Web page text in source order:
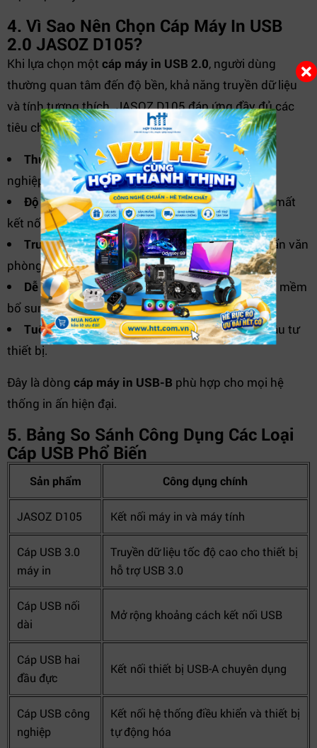
4. Vì Sao Nên Chọn Cáp Máy In USB
2.0 JASOZ D105?
Khi lựa chọn một cáp máy in USB 2.0, người dùng
thường quan tâm đến độ bền, khả năng truyền dữ liệu
và tính tương thích. JASOZ D105 đáp ứng đầy đủ các
tiêu chí này.
Thương hiệu JASOZ uy tín:Được nhiều doanh
nghiệp và kỹ thuật viên tin dùng.
Độ ổn định cao:Giảm thiểu lỗi nhận máy in và mất
kết nối.
Truyền dữ liệu nhanh:Đáp ứng tốt nhu cầu in ấn văn
phòng.
Dễ dàng lắp đặt:Không cần cấu hình hay phần mềm
bổ sung.
Tuổi thọ sử dụng lâu dài:Giúp tối ưu chi phí đầu tư
thiết bị.
Đây là dòng cáp máy in USB-B phù hợp cho mọi hệ
thống in ấn hiện đại.
5. Bảng So Sánh Công Dụng Các Loại
Cáp USB Phổ Biến
Sản phẩm Công dụng chính
JASOZ D105 Kết nối máy in và máy tính
Cáp USB 3.0
máy in
Truyền dữ liệu tốc độ cao cho thiết bị
hỗ trợ USB 3.0
Cáp USB nối
dài
Mở rộng khoảng cách kết nối USB
Cáp USB hai
đầu đực
Kết nối thiết bị USB-A chuyên dụng
Cáp USB công
nghiệp
Kết nối hệ thống điều khiển và thiết bị
tự động hóa